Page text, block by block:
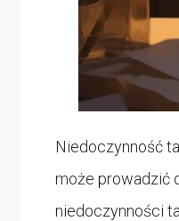
Niedoczynność
może prowadzić
niedoczynności